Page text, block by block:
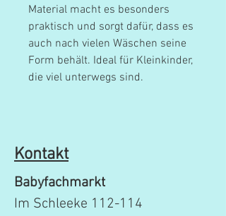
Material macht es besonders
praktisch und sorgt dafür, dass es
auch nach vielen Wäschen seine
Form behält. Ideal für Kleinkinder,
die viel unterwegs sind.
Kontakt
Babyfachmarkt
Im Schleeke 112-114